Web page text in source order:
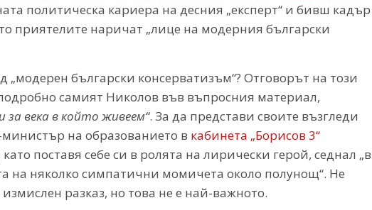
политическа кариера на десния „експерт“ и бивш кадър
приятелите наричат „лице на модерния български
български консерватизъм“? Отговорът на този
самият Николов във въпросния материал,
века в който живеем“. За да представи своите възгледи
на образованието в кабинета „Борисов 3“
поставя себе си в ролята на лирически герой, седнал „в
на няколко симпатични момичета около полунощ“. Не
разказ, но това не е най-важното.